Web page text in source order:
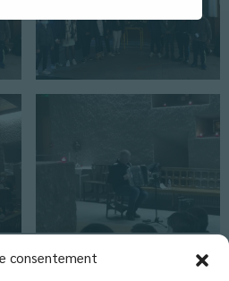
consentement
Actus EGPA,Actus Lycée
Actus-